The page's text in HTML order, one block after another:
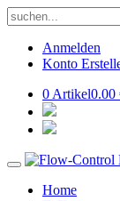
Anmelden
Konto
0 Artikel0.00
Home